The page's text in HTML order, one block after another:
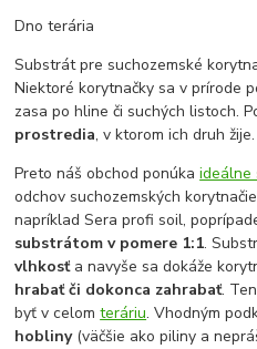
Dno terária
Substrát pre suchozemské
Niektoré korytnačky sa v prírode
zasa po hline či suchých listoch.
prostredia, v ktorom ich druh žije.
Preto náš obchod ponúkaideálne
odchov suchozemských
napríklad Sera profi soil,
substrátom v pomere 1:1.
vlhkosťa navyše sa dokáže
hrabať či dokonca zahrabať.
byť v celomteráriu. Vhodným
hobliny(väčšie ako piliny a